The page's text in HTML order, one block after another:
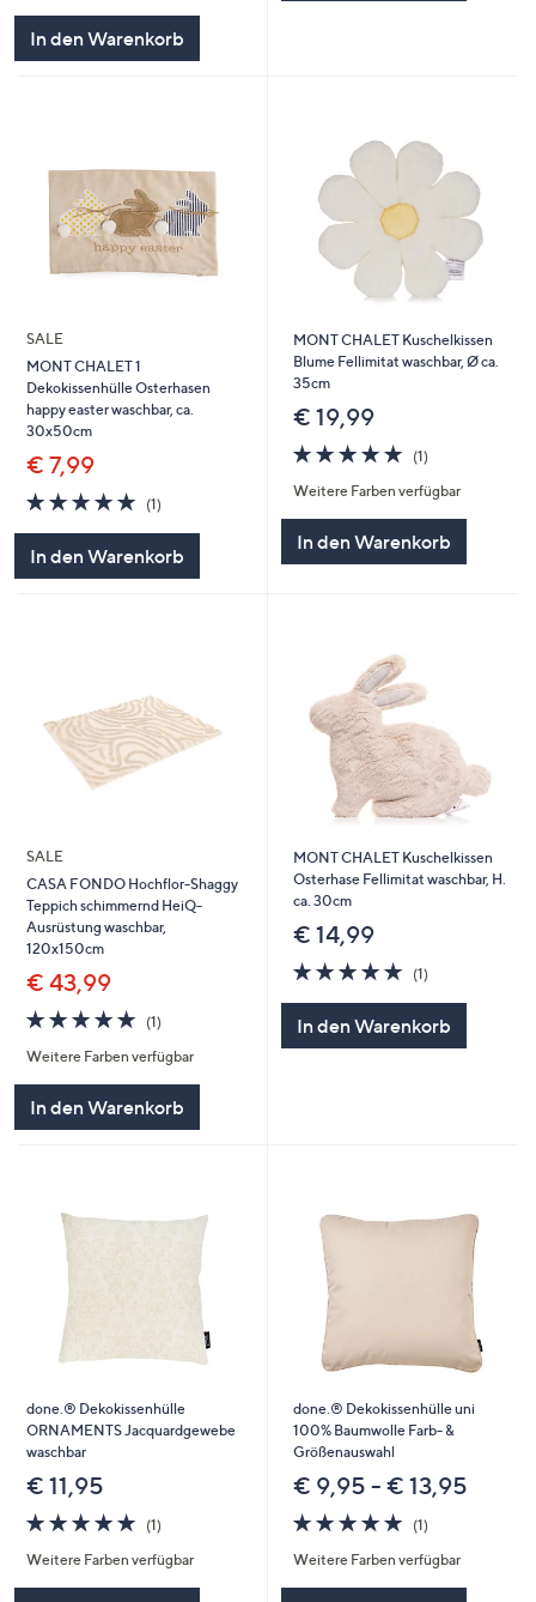
In den Warenkorb
SALE
MONT CHALET 1
Dekokissenhülle Osterhasen
happy easter waschbar, ca.
30x50cm
€ 7,99
5.0
von
(1)1
In den Warenkorb
MONT CHALET Kuschelkissen
Blume Fellimitat waschbar, Ø ca.
35cm
€ 19,99
5.0
von
5
(1)1
Weitere Farben verfügbar
In den Warenkorb
SALE
CASA FONDO Hochflor-Shaggy
Teppich schimmernd HeiQ-
Ausrüstung waschbar,
120x150cm
€ 43,99
5.0
von
5
(1)1
Weitere Farben verfügbar
In den Warenkorb
MONT CHALET Kuschelkissen
Osterhase Fellimitat waschbar, H.
ca. 30cm
€ 14,99
5.0
von
(1)1
In den Warenkorb
done.® Dekokissenhülle
ORNAMENTS Jacquardgewebe
waschbar
€ 11,95
5.0
von
5
(1)
Weitere Farben verfügbar
done.® Dekokissenhülle uni
100% Baumwolle Farb- &
Größenauswahl
€ 9,95 - € 13,95
5.0
von
5
(1)1
Weitere Farben verfügbar